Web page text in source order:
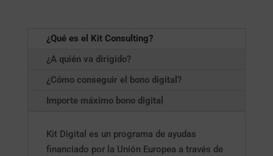
¿Qué es el Kit Consulting?
¿A quién va dirigido?
¿Cómo conseguir el bono digital?
Importe máximo bono digital
Kit Digital es un programa de ayudas
financiado por la Unión Europea a través de